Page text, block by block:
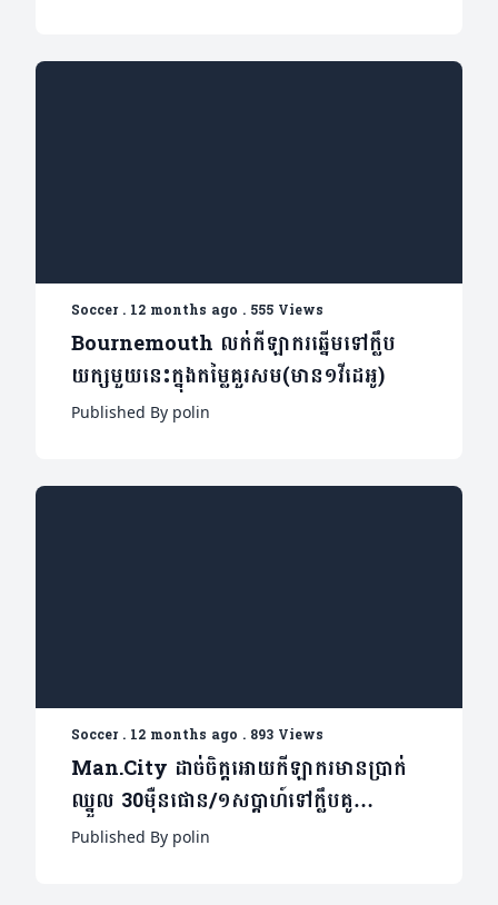
Soccer. 12 months ago . 555 Views
Bournemouth លក់កីឡាករឆ្នើមទៅក្លឹប
យក្សមួយនេះក្នុងតម្លៃគួរសម(មាន១វីដេអូ)
Published By polin
Soccer. 12 months ago . 893 Views
Man.City ដាច់ចិត្តអោយកីឡាករមានប្រាក់
ឈ្នួល 30ម៉ឺនផោន/១សប្តាហ៍ទៅក្លឹបគូ
ប្រជែងលីកខ្ចីជើង(មាន២វីដេអូ)
Published By polin